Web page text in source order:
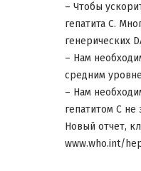
– Чтобы
гепатита С.
генерических
– Нам
средним
– Нам
гепатитом С
Новый отчет,
www.who.int/